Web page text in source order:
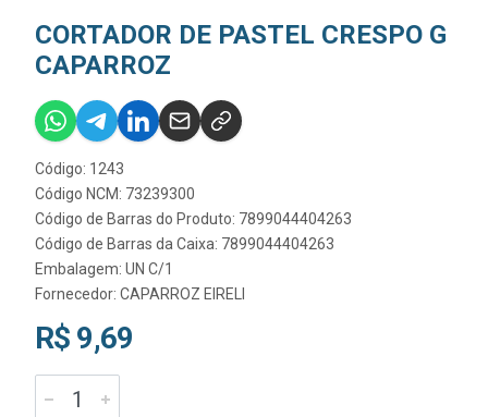
CORTADOR DE PASTEL CRESPO G
CAPARROZ
Código: 1243
Código NCM: 73239300
Código de Barras do Produto: 7899044404263
Código de Barras da Caixa: 7899044404263
Embalagem: UN C/1
Fornecedor: CAPARROZ EIRELI
R$ 9,69